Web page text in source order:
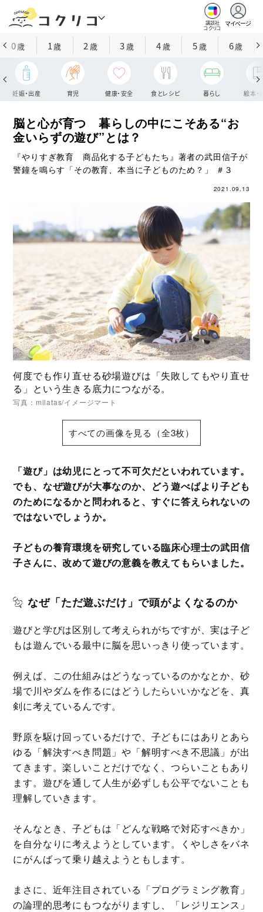
講談社
コクリコ
マイページ
0歳 1歳 2 歳 3歳 4歳 5歳 6歳
妊娠・出産 育児 健康・安全 食とレシピ 暮らし 絵本・
脳と心が育つ 暮らしの中にこそある“お
金いらずの遊び”とは？
『やりすぎ教育 商品化する子どもたち』著者の武田信子が
警鐘を鳴らす「その教育、本当に子どものため？」 ＃３
2021.09.13
何度でも作り直せる砂場遊びは「失敗してもやり直せ
る」という生きる底力につながる。
写真：milatas/イメージマート
すべての画像を見る（全3枚）
「遊び」は幼児にとって不可欠だといわれています。
でも、なぜ遊びが大事なのか、どう遊べばより子ども
のためになるかと問われると、すぐに答えられないの
ではないでしょうか。
子どもの養育環境を研究している臨床心理士の武田信
子さんに、改めて遊びの意義を教えてもらいました。
なぜ「ただ遊ぶだけ」で頭がよくなるのか
遊びと学びは区別して考えられがちですが、実は子ど
もは遊んでいる最中に脳を思いっきり使っています。
例えば、この仕組みはどうなっているのかなとか、砂
場で川やダムを作るにはどうしたらいいかなどを、真
剣に考えているんです。
野原を駆け回っているだけで、子どもにはありとあら
ゆる「解決すべき問題」や「解明すべき不思議」が出
てきます。楽しいことだけでなく、つらいこともあり
ます。遊びを通して人生が必ずしも公平でないことも
理解していきます。
そんなとき、子どもは「どんな戦略で対応すべきか」
を自分なりに考えようとしています。くやしさをバネ
にがんばって乗り越えようともします。
まさに、近年注目されている「プログラミング教育」
の論理的思考にもつながりますし、「レジリエンス」